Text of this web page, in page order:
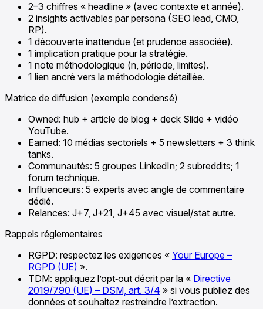
2–3 chiffres « headline » (avec contexte et année).
2 insights activables par persona (SEO lead, CMO,
RP).
1 découverte inattendue (et prudence associée).
1 implication pratique pour la stratégie.
1 note méthodologique (n, période, limites).
1 lien ancré vers la méthodologie détaillée.
Matrice de diffusion (exemple condensé)
Owned: hub + article de blog + deck Slide + vidéo
YouTube.
Earned: 10 médias sectoriels + 5 newsletters + 3 think
tanks.
Communautés: 5 groupes LinkedIn; 2 subreddits; 1
forum technique.
Influenceurs: 5 experts avec angle de commentaire
dédié.
Relances: J+7, J+21, J+45 avec visuel/stat autre.
Rappels réglementaires
RGPD: respectez les exigences « Your Europe –
RGPD (UE) ».
TDM: appliquez l’opt‑out décrit par la « Directive
2019/790 (UE) – DSM, art. 3/4 » si vous publiez des
données et souhaitez restreindre l’extraction.